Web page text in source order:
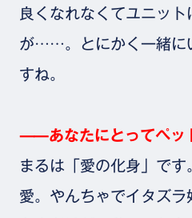
良くなれなくてユニッ
が……。とにかく一緒に
すね。
⸺あなたにとってペッ
まるは「愛の化身」で
愛。やんちゃでイタズ